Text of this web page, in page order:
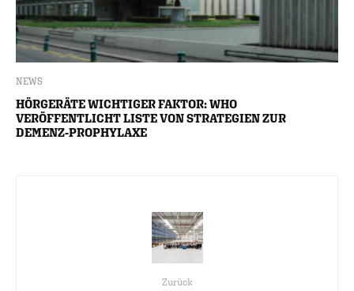
NEWS
HÖRGERÄTE WICHTIGER FAKTOR: WHO
VERÖFFENTLICHT LISTE VON STRATEGIEN ZUR
DEMENZ-PROPHYLAXE
Zurück